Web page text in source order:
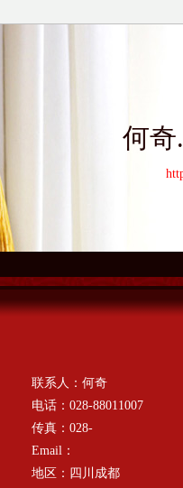
何
联系人： 何奇
电话： 028-88011007
传真： 028-
Email：
地区： 四川成都